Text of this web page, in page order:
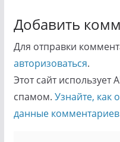
Добавить
Для отправки
авторизоваться.
Этот сайт использует
спамом. Узнайте, как
данные комментариев